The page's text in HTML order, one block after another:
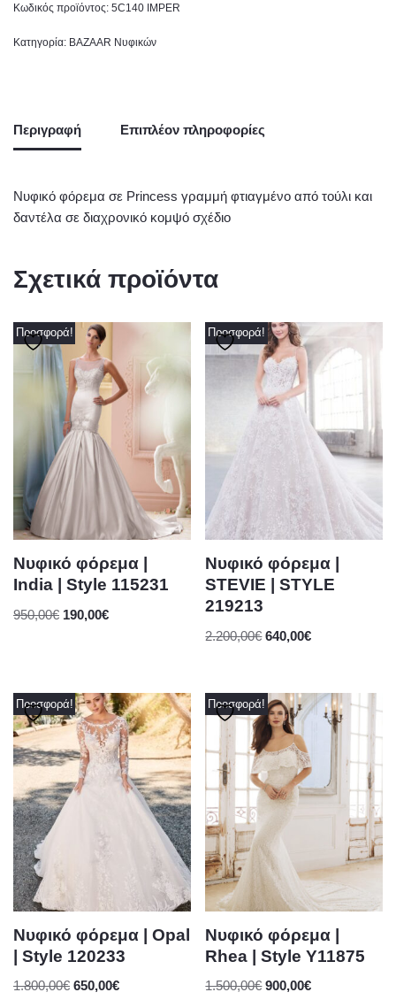
Κωδικός προϊόντος: 5C140 IMPER
Κατηγορία: BAZAAR Νυφικών
Περιγραφή Επιπλέον πληροφορίες
Νυφικό φόρεμα σε Princess γραμμή φτιαγμένο από τούλι και
δαντέλα σε διαχρονικό κομψό σχέδιο
Σχετικά προϊόντα
Προσφορά!
Νυφικό φόρεμα |
India | Style 115231
950,00€ 190,00€
Προσφορά!
Νυφικό φόρεμα |
STEVIE | STYLE
219213
2.200,00€ 640,00€
Προσφορά!
Νυφικό φόρεμα | Opal
| Style 120233
1.800,00€ 650,00€
Προσφορά!
Νυφικό φόρεμα |
Rhea | Style Y11875
1.500,00€ 900,00€